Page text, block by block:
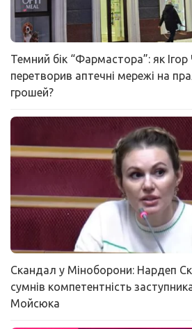
Темний бік “Фармастора”: як
перетворив аптечні мережі на
грошей?
Скандал у Міноборони: Нардеп
сумнів компетентність
Мойсюка